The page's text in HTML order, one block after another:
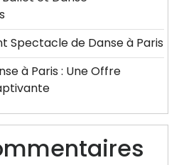
Spectacle de Danse à Paris
à Paris : Une Offre